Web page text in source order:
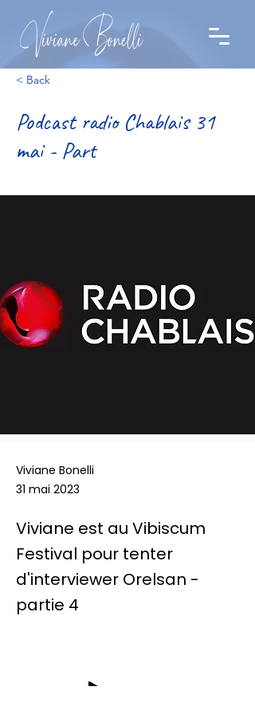
< Back
Podcast radio Chablais 31
mai - Part
Viviane Bonelli
31 mai 2023
Viviane est au Vibiscum
Festival pour tenter
d'interviewer Orelsan -
partie 4